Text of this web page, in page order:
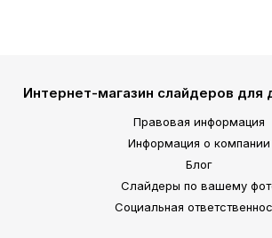
Интернет-магазин слайдеров для
Правовая информация
Информация о компании
Блог
Слайдеры по вашему
Социальная